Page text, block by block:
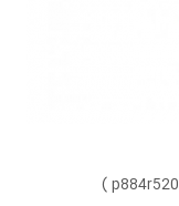
p884r520
)